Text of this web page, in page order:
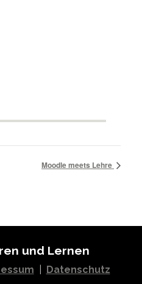
Moodle meets Lehre
und Lernen
Datenschutz